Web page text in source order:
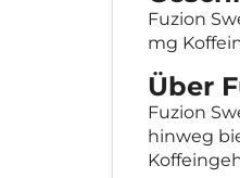
Fuzion
mg
Über
Fuzion
hinweg